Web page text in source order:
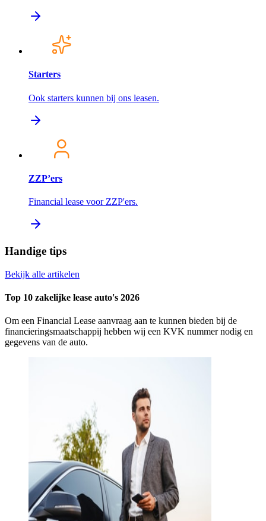
Starters
Ook starters kunnen bij ons leasen.
ZZP’ers
Financial lease voor ZZP'ers.
Handige tips
Bekijk alle artikelen
Top 10 zakelijke lease auto's 2026
Om een Financial Lease aanvraag aan te kunnen bieden bij de
financieringsmaatschappij hebben wij een KVK nummer nodig en
gegevens van de auto.